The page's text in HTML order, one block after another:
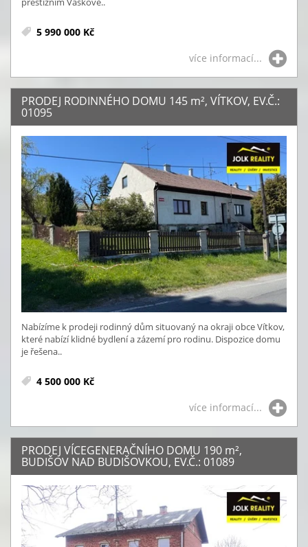
5 990 000 Kč
více informací...
PRODEJ RODINNÉHO DOMU 145 m², VÍTKOV, EV.Č.:
01095
Nabízíme k prodeji rodinný dům situovaný na okraji obce Vítkov,
které nabízí klidné bydlení a zázemí pro rodinu. Dispozice domu
je řešena..
4 500 000 Kč
více informací...
PRODEJ VÍCEGENERAČNÍHO DOMU 190 m²,
BUDIŠOV NAD BUDIŠOVKOU, EV.Č.: 01089